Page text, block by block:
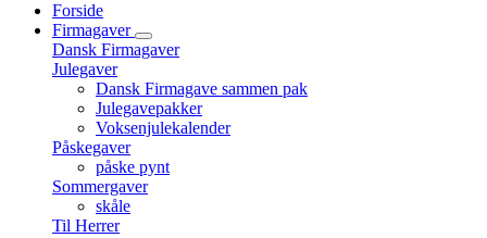
Forside
Firmagaver
Dansk Firmagaver
Julegaver
Dansk Firmagave sammen pak
Julegavepakker
Voksenjulekalender
Påskegaver
påske pynt
Sommergaver
skåle
Til Herrer